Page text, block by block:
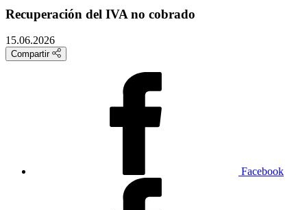
Recuperación del IVA no cobrado
15.06.2026
Compartir
Facebook